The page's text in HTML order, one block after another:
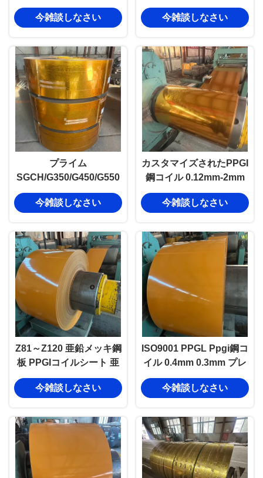
鋼コイル 屋根 切断 溶接
曲がり
今雑談しなさい
ラーコーティング
今雑談しなさい
プライム
SGCH/G350/G450/G550
プレペイント カラーコー
ティング亜鉛めっき鋼板
今雑談しなさい
カスタマイズされたPPGI
鋼コイル 0.12mm-2mm
亜鉛メッキカラーコーテ
ィング ガルバリウム鋼板
今雑談しなさい
Z81～Z120 亜鉛メッキ鋼
板 PPGIコイルシート 亜
鉛メッキ鋼板
今雑談しなさい
ISO9001 PPGL Ppgi鋼コ
イル 0.4mm 0.3mm プレ
ペイント鋼コイル
今雑談しなさい